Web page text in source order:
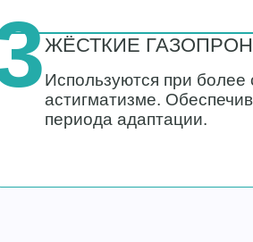
ЖЁСТКИЕ
Используются при
астигматизме.
периода адаптации.